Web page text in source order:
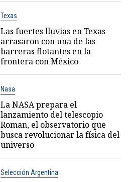
Texas
Las fuertes lluvias en Texas
arrasaron con una de las
barreras flotantes en la
frontera con México
Nasa
La NASA prepara el
lanzamiento del telescopio
Roman, el observatorio que
busca revolucionar la física del
universo
Selección Argentina